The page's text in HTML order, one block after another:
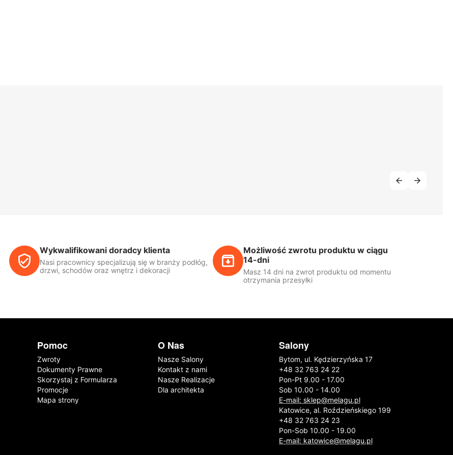
Wykwalifikowani doradcy klienta
Nasi pracownicy specjalizują się w branży podłóg,
drzwi, schodów oraz wnętrz i dekoracji
Możliwość zwrotu produktu w ciągu
14-dni
Masz 14 dni na zwrot produktu od momentu
otrzymania przesyłki
Pomoc
Zwroty
Dokumenty Prawne
Skorzystaj z Formularza
Promocje
Mapa strony
O Nas
Nasze Salony
Kontakt z nami
Nasze Realizacje
Dla architekta
Salony
Bytom, ul. Kędzierzyńska 17
+48 32 763 24 22
Pon-Pt 9.00 - 17.00
Sob 10.00 - 14.00
E-mail: sklep@melagu.pl
Katowice, al. Roździeńskiego 199
+48 32 763 24 23
Pon-Sob 10.00 - 19.00
E-mail: katowice@melagu.pl